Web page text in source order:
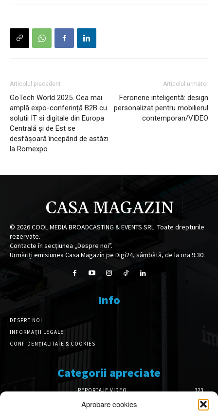
Aprobare cookies
Articolul precedent
GoTech World 2025. Cea mai
amplă expo-conferință B2B cu
solutii IT si digitale din Europa
Centrală și de Est se
desfășoară începând de astăzi
la Romexpo
Articolul următor
Feronerie inteligentă: design
personalizat pentru mobilierul
contemporan/VIDEO
CASA MAGAZIN
© 2026COOL MEDIA BROADCASTING & EVENTS SRL. Toate drepturile
rezervate.
Contacte în secțiunea „Despre noi”.
Urmăriți emisiunea Casa Magazin pe Digi24, sâmbătă, de la ora 9:30.
Info
DESPRE NOI
INFORMAȚII LEGALE
CONFIDENȚIALITATE & COOKIES
Categorii apreciate
REPORTAJE VIDEO
323
AMENAJĂRI INTERIOARE
126